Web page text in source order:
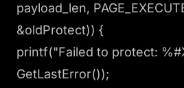
payload_len,
&oldProtect)) {
printf("Failed to protect:
GetLastError());